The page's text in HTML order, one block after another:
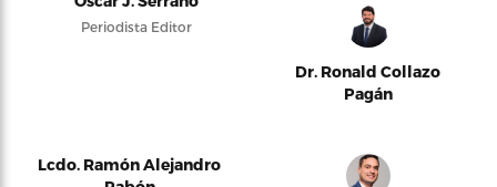
Periodista Editor
Dr. Ronald Collazo
Pagán
Lcdo. Ramón Alejandro